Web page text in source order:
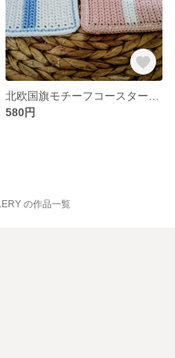
580円
の作品一覧